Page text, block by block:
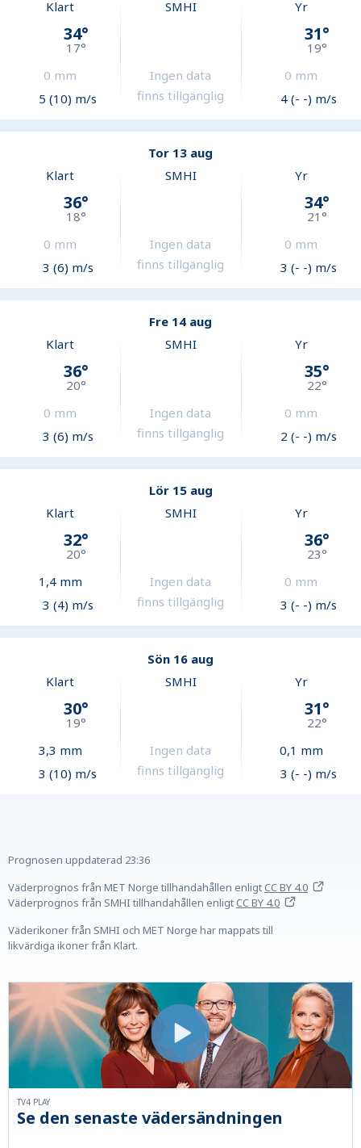
Klart
34°
17°
0 mm
5 (10) m/s
SMHI
Ingen data
finns tillgänglig
Yr
31°
19°
0 mm
4 (- -) m/s
Tor 13 aug
Klart
36°
18°
0 mm
3 (6) m/s
SMHI
Ingen data
finns tillgänglig
Yr
34°
21°
0 mm
3 (- -) m/s
Fre 14 aug
Klart
36°
20°
0 mm
3 (6) m/s
SMHI
Ingen data
finns tillgänglig
Yr
35°
22°
0 mm
2 (- -) m/s
Lör 15 aug
Klart
32°
20°
1,4mm
3 (4) m/s
SMHI
Ingen data
finns tillgänglig
Yr
36°
23°
0 mm
3 (- -) m/s
Sön 16 aug
Klart
30°
19°
3,3 mm
3 (10) m/s
SMHI
Ingen data
finns tillgänglig
Yr
31°
22°
0,1 mm
3 (- -) m/s
Prognosen uppdaterad 23:36
Väderprognos från MET Norge tillhandahållen enligtCC BY 4.0
Väderprognos från SMHI tillhandahållen enligtCC BY 4.0
Väderikoner från SMHI och MET Norge har mappats till
likvärdiga ikoner från Klart.
Se den senaste vädersändningen
TV4 PLAY